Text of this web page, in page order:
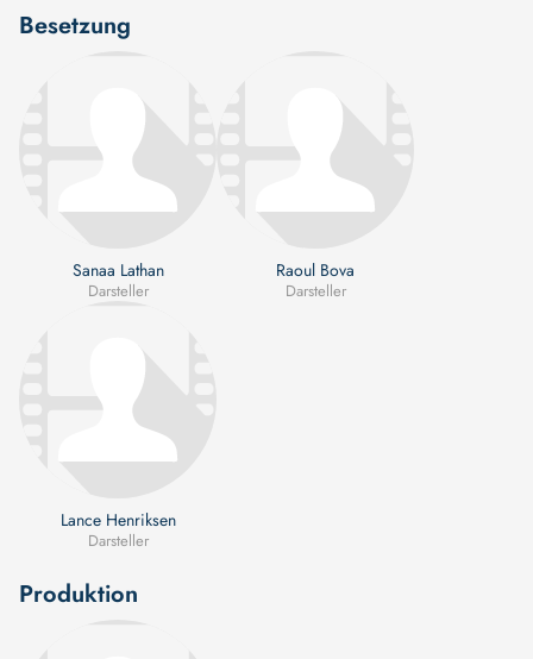
Besetzung
Sanaa Lathan
Darsteller
Raoul Bova
Darsteller
Lance Henriksen
Darsteller
Produktion